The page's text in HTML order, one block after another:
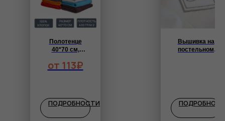
Полотенце
40*70 см,
плотность 430
бордюр
от 113₽
ПОДРОБНОСТИ
Вышивка на
постельном